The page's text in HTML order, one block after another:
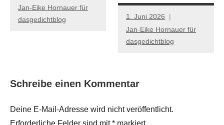
Jan-Eike Hornauer für
dasgedichtblog
1. Juni 2026
Jan-Eike Hornauer für
dasgedichtblog
Schreibe einen Kommentar
Deine E-Mail-Adresse wird nicht veröffentlicht.